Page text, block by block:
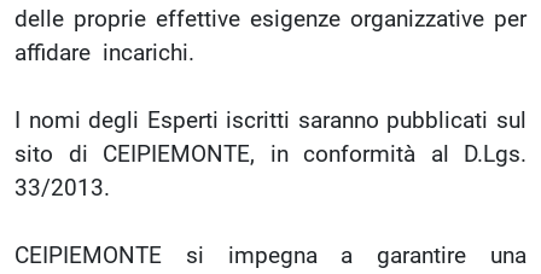
delle proprie effettive esigenze organizzative per
affidare incarichi.
I nomi degli Esperti iscritti saranno pubblicati sul
sito di CEIPIEMONTE, in conformità al D.Lgs.
33/2013.
CEIPIEMONTE si impegna a garantire una